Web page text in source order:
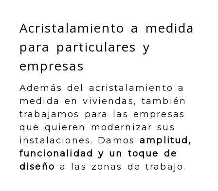
Acristalamiento a medida
para particulares y
empresas
Además del acristalamiento a
medida en viviendas, también
trabajamos para las empresas
que quieren modernizar sus
instalaciones. Damosamplitud,
funcionalidad y un toque de
diseño a las zonas de trabajo.